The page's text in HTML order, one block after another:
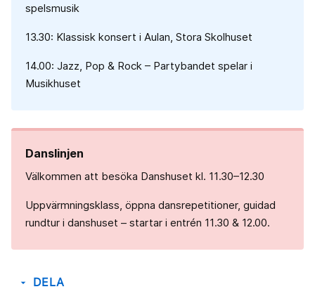
spelsmusik
13.30: Klassisk konsert i Aulan, Stora Skolhuset
14.00: Jazz, Pop & Rock – Partybandet spelar i
Musikhuset
Danslinjen
Välkommen att besöka Danshuset kl. 11.30–12.30
Uppvärmningsklass, öppna dansrepetitioner, guidad
rundtur i danshuset – startar i entrén 11.30 & 12.00.
arrow_drop_down DELA